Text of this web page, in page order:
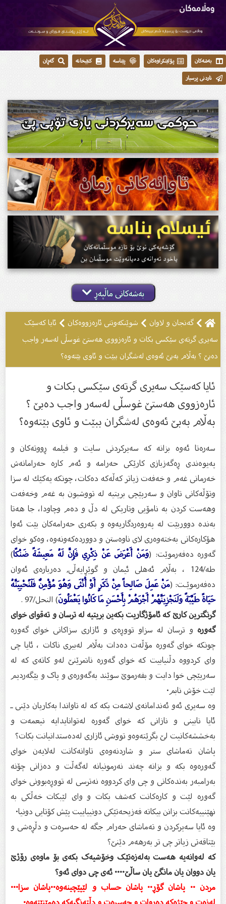
بەشەکان پۆلێنکراوەکان پێناسە کتێبخانە
گەڕان
ناردنی پرسیار
بەشەکانی ماڵپەڕ
گەنجان و لاوان شوێنکەوتنى ئارەزووەکان
ئایا کەسێک
سەیرى گرتەى سێکسی بکات و ئارەزووى هەستێ غوسڵى لەسەر واجب
دەبێ ؟ بەڵام بەبێ ئەوەى لەشگران ببێت و ئاوى بێتەوە؟
ئایا کەسێک سەیرى گرتەى سێکسی بکات و
ئارەزووى هەستێ غوسڵى لەسەر واجب دەبێ ؟
بەڵام بەبێ ئەوەى لەشگران ببێت و ئاوى بێتەوە؟
سەرەتا ئەوە بزانە کە سەیركردنی سایت و فیلمە ڕووتەكان و
پەیوەندی ڕەگەزبازی كارێكی حەرامە و ئەم كارە حەرامانەش
خەرمانی غەم و خەفەت زیاتر كەڵەكە دەكات، چونكە یەكێك لە سزا
وتۆڵەكانی تاوان و سەرپێچی بریتیە لە تووشبون بە غەم وخەفەت
وهەست كردن بە نامۆیی وتاریكی لە دڵ و دەم وچاودا، جا هەتا
بەندە دووربێت لە پەروەردگاریەوە و بكەری حەرامەكان بێت ئەوا
هۆكارەكانی بەختەوەری لای ناوەستن و دووردەكەونەوە، وەكو خوای
گەورە دەفەرموێت: (وَمَنْ أَعْرَضَ عَنْ ذِكْرِي فَإِنَّ لَهُ مَعِيشَةً ضَنْكًا)
طه/124 ، بەڵام ئەهلی ئیمان و گوێڕایەڵی, دەربارەی ئەوان
دەفەرموێـت: (مَنْ عَمِلَ صَالِحاً مِنْ ذَكَرٍ أَوْ أُنْثَى وَهُوَ مُؤْمِنٌ فَلَنُحْيِيَنَّهُ
حَيَاةً طَيِّبَةً وَلَنَجْزِيَنَّهُمْ أَجْرَهُمْ بِأَحْسَنِ مَا كَانُوا يَعْمَلُونَ) النحل/97 .
گرنگترین کارێ کە ئامۆژگاریت بکەین بریتیە لە ترسان و تەقوای خوای
گەورەو ترسان لە سزاو تووڕەی و ئازاری سزاکانی خوای گەورە
چونکە خوای گەورە مۆڵەت دەدات بەڵام لەبیرى ناکات ، ئایا چى
وای کردووە دڵنیابیت کە خواى گەورە ناتمرێنێ لەو کاتەی کە لە
سەرپێچی خوا دایت و بفەرموێ سوێند بەگەورەی و پاک و بێگەردیم
لێت خۆش نابم۰
وە سەیری ئەو ئەندامانەی لاشەت بکە کە لە تاواندا بەکاریان دێنی ـ
ئایا نابینی و نازانی کە خوای گەورە لەتوانایدایە نیعمەت و
بەخششەکانیت لێ بگرێتەوەو تووشی ئازاری لەدەستدانیانت بکات؟
پاشان تەماشای ستر و شاردنەوەی تاوانەکانت لەلایەن خوای
گەورەوە بکە و بزانە چەند نەرمونیانە لەگەڵت و دەزانی چۆنە
بەرامبەر بەندەکانی و چی وای کردووە نەترسی لە تووڕەبوونی خوای
گەورە لێت و کارەکانت کەشف بکات و وای لێبکات خەڵکی بە
نهێنییەکانت بزانن بیکاتە فەزیحەتێکی دونییاییت پێش کۆتایی دونیا۰
وە ئایا سەیرکردن و تەماشای حەرام جگە لە حەسرەت و دڵڕەشی و
بێتاقەتی زیاتر چی تر بەرهەم دێنێ؟
کە لەوانەیە هەست بەلەزەتێک وخۆشیەک بکەى بۆ ماوەی رۆژێ
یان دووان یان مانگێ یان ساڵێ۰۰۰۰ ئەی چی دوای ئەو؟
مردن ۰۰ پاشان گۆڕ۰۰ پاشان حساب و لێپێچینەوە۰۰پاشان سزا۰۰۰